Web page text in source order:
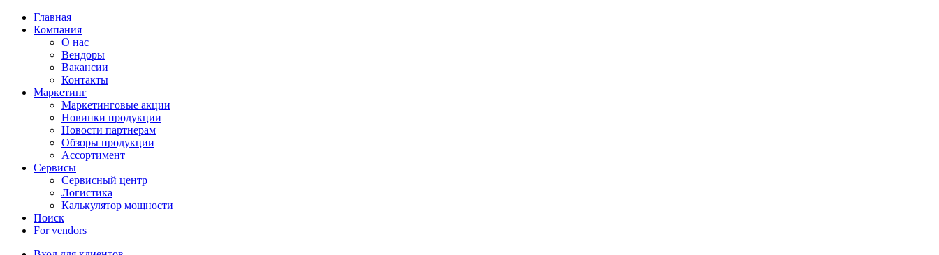
Главная
Компания
О нас
Вендоры
Вакансии
Контакты
Маркетинг
Маркетинговые акции
Новинки продукции
Новости партнерам
Обзоры продукции
Ассортимент
Сервисы
Сервисный центр
Логистика
Калькулятор мощности
Поиск
For vendors